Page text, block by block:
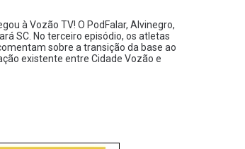
à Vozão TV! O PodFalar, Alvinegro,
SC. No terceiro episódio, os atletas
sobre a transição da base ao
existente entre Cidade Vozão e